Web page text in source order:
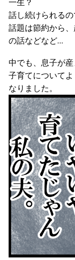
話し続けられる
話題は節約から
の話などなど…
中でも、息子が
子育てについて
なりました。